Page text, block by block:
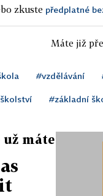
zkuste předplatné
Máte již
#vzdělávání
#základní
máte